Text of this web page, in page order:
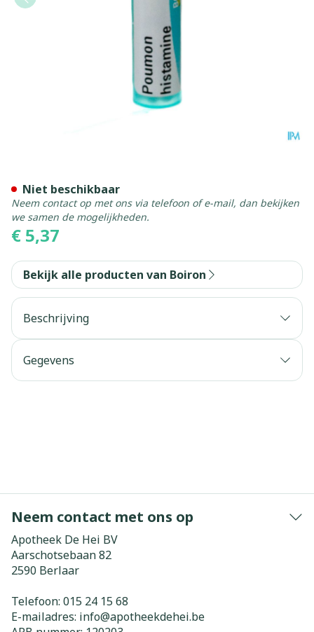
€ 5,37
Niet beschikbaar
Neem contact op met ons via telefoon of e-mail, dan bekijken
we samen de mogelijkheden.
Bekijk alle producten van Boiron
Beschrijving
Gegevens
Neem contact met ons op
Apotheek De Hei BV
Aarschotsebaan 82
2590 Berlaar
Telefoon: 015 24 15 68
E-mailadres: info@apotheekdehei.be